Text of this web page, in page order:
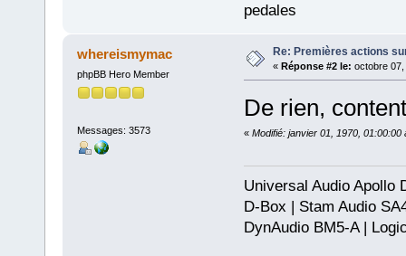
pedales
whereismymac
phpBB Hero Member
Messages: 3573
Re: Premières actions
« Réponse #2 le: octobre 07,
De rien,
« Modifié: janvier 01, 1970, 01:00:00
Universal Audio Apollo
D-Box | Stam Audio
DynAudio BM5-A |